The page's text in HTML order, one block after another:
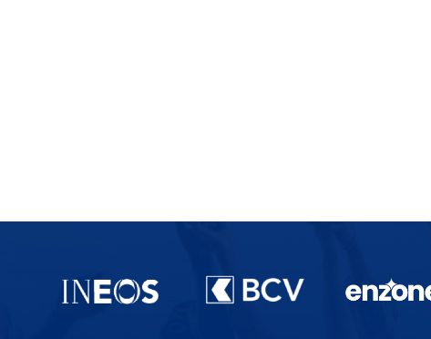
Partenaires du lausanne-Sport